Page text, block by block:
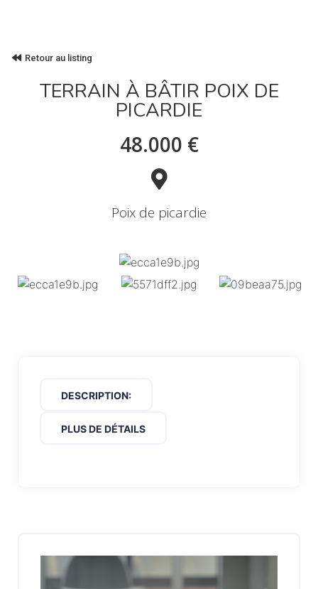
Retour au listing
TERRAIN À BÂTIR POIX DE
PICARDIE
48.000 €
Poix de picardie
DESCRIPTION:
PLUS DE DÉTAILS